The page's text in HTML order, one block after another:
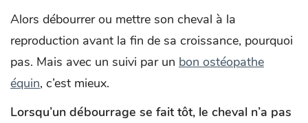
Alors débourrer ou mettre son cheval à la
reproduction avant la fin de sa croissance, pourquoi
pas. Mais avec un suivi par un bon ostéopathe
équin, c’est mieux.
Lorsqu’un débourrage se fait tôt, le cheval n’a pas